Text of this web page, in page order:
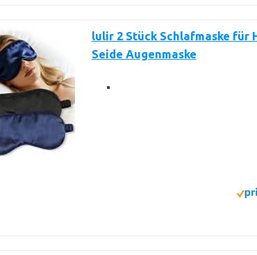
lulir 2 Stück Schlafmaske für
Seide Augenmaske